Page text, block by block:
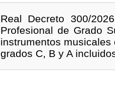
Real Decreto 300/
Profesional de Grado
instrumentos
grados C, B y A